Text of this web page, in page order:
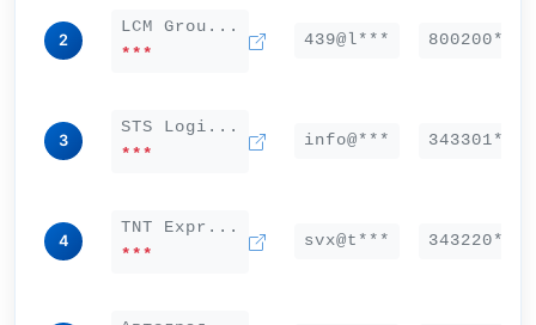
2
LCM Grou...
***
439@l*** 800200***
3
STS Logi...
***
info@*** 343301***
4
TNT Expr...
***
svx@t*** 343220***